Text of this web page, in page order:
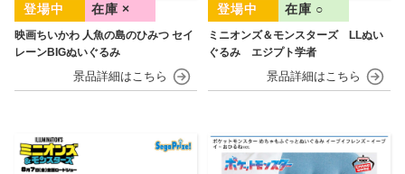
映画ちいかわ 人魚の島のひみつ セイ
レーンBIGぬいぐるみ
在庫 ×
ミニオンズ＆モンスターズ LLぬい
ぐるみ エジプト学者
在庫 ○